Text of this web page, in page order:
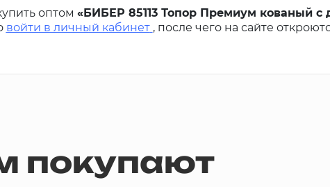
оптом «БИБЕР 85113 Топор Премиум кованый с
войти в личный кабинет , после чего на сайте
покупают